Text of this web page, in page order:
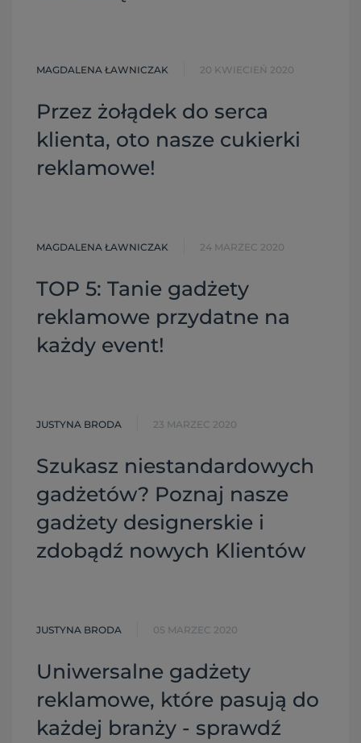
MAGDALENA ŁAWNICZAK 20 KWIECIEŃ 2020
Przez żołądek do serca
klienta, oto nasze cukierki
reklamowe!
MAGDALENA ŁAWNICZAK 24 MARZEC 2020
TOP 5: Tanie gadżety
reklamowe przydatne na
każdy event!
JUSTYNA BRODA 23 MARZEC 2020
Szukasz niestandardowych
gadżetów? Poznaj nasze
gadżety designerskie i
zdobądź nowych Klientów
JUSTYNA BRODA 05 MARZEC 2020
Uniwersalne gadżety
reklamowe, które pasują do
każdej branży - sprawdź